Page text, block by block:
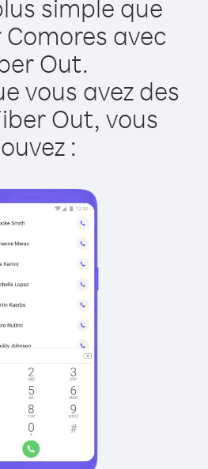
simple que
avec
Out.
vous avez des
Out, vous
: